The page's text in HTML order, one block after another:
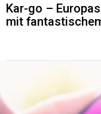
Kar-go –
mit